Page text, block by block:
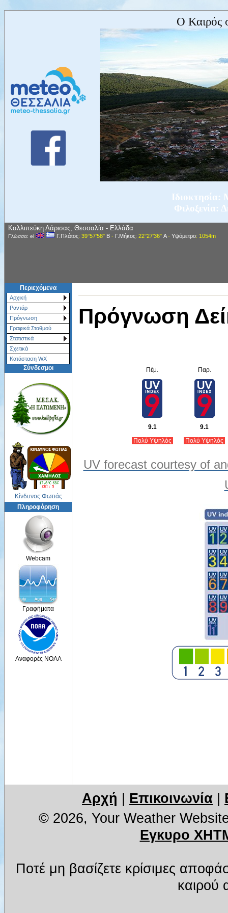
Ο Καιρός
Φιλοξενία:
Καλλιπεύκη Λάρισας, Θεσσαλία - Ελλάδα
Γλώσσα: el Γ.Πλάτος: 39°57'58" Β- Γ.Μήκος: 22°27'36" Α- Υψόμετρο: 1054m
Περιεχόμενα
Αρχική
Ραντάρ
Πρόγνωση
Γραφικά Σταθμού
Στατιστικά
Σχετικά
Κατάσταση WX
Σύνδεσμοι
Κίνδυνος Φωτιάς
Πληροφόρηση
Webcam
Γραφήματα
Αναφορές NOAA
Πρόγνωση
Πέμ. Παρ.
9.1
9.1
Πολύ Υψηλός
Πολύ Υψηλός
UV forecast courtesy of
Αρχή Επικοινωνία
© 2026, Your Weather
Εγκυρο
Ποτέ μη βασίζετε κρίσιμες
καιρού